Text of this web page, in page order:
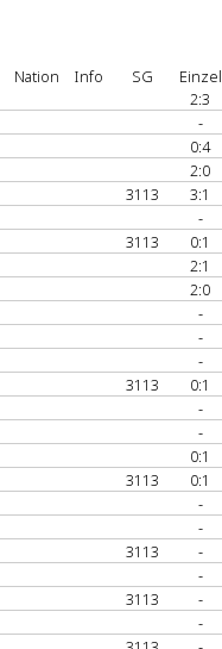
Nation Info SG Einzel
2:3
-
0:4
2:0
3113 3:1
-
3113 0:1
2:1
2:0
-
-
-
3113 0:1
-
-
0:1
3113 0:1
-
-
3113 -
-
3113 -
-